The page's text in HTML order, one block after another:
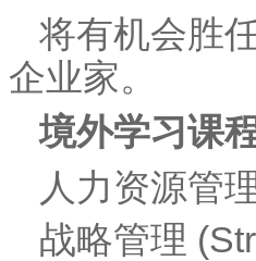
将有机会胜
企业家。
境外学习课
人力资源管
战略管理